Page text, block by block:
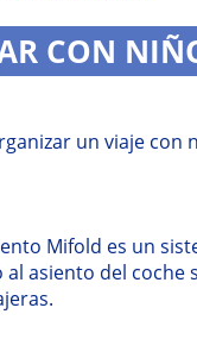
CON
un viaje con
Mifold es un
asiento del coche